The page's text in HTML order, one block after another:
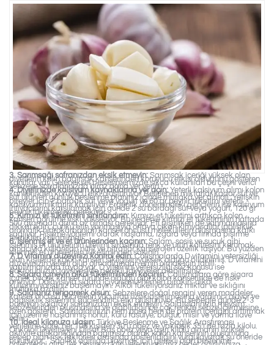
3. Sarımsağı sofranızdan eksik etmeyin:Sarımsak içeriği yüksek olan
diyetlerin kalın bağırsak kanserinden koruyucu etkisi olduğunu gösteren
kanıtlar var. Geleneksel beslenmemizde sıkça kullanılan bu çeşni verici
sebzeye sofralarınızda biraz daha yer verin.
4. Diyetinizde kalsiyum kaynaklarına yer açın:Yeterli kalsiyum alımı kolon
kanserinden koruyucu etki oluşturuyor. Belirlenen miktarlar kadar süt ve
süt ürünleri günlük beslenme planınız içinde mutlaka yer almalı. Yetişkin
bireyler için 2 bardak süt veya yoğurt ve 60 gr peynir tüketimi yeterli
kalsiyum miktarını karşılıyor. Ergenlik dönemindeki gençlerin ise kalsiyum
ihtiyaçlarını karşılamak için günde 2 su bardağı süt veya yoğurt, 120 gr
peynir tüketmeleri gerekiyor.
5. Kırmızı et tüketimini sınırlandırın: Kırmızı et tüketimi arttıkça kolon
kanseri görülme riski yükseliyor. Bu nedenle kırmızı et tüketiminin haftada
500 gramdan daha az olması gerekiyor. Eti pişirirken de yanmamasına
dikkat edin, çünkü etin yanmasıyla ortaya çıkan kimyasallar (polisiklik
aromatik hidrokarbonlar) kanser öncüsü moleküllerin oluşmasına katkı
sağlıyor. Pişirme yöntemi olarak haşlama, ızgara veya fırında pişirme
teknikleri kullanılmalı.
6. İşlenmiş et ve et ürünlerinden kaçının:Salam, sosis ve sucuk gibi
işlenmiş et ürünlerinin üretimi sırasında renk ve ürün kalitesini korumak
amacıyla kullanılan nitrit ve nitratlar kanserojen özellik taşıyor. Bu yüzden
işlenmiş et ürünlerinin tüketiminden sakının.
7. D vitamini düzeyinizi kontrol edin:Çalışmalarda D vitamini yetersizliği
olan kişilerde kolon kanseri sıklığının yüksek olduğu bildirilmiş. D vitamini
düzeyinizin yeterli olup olmadığından emin olmak için tahlil
yaptırmanızda fayda var. D vitamini yetersizliği söz konusu ise
doktorunuzun tavsiyesiyle gerekli takviyeler alabilirsiniz.
8. Sigara içmeyin alkol tüketiminden kaçının:Çalışmalara göre sigara
içmek birçok kanser türünde olduğu gibi kolon kanserinde de riski
artırıyor. Dolayısıyla sigara içiyorsanız hemen bırakın, alkol
kullanmıyorsanız başlamayın. Alkol tüketiyorsanız miktar ve sıklığını
mutlaka azaltın.
9. Salatanız rengarenk olsun:Sebzelere doğal rengini veren maddeler,
kanser öncüsü hücrelerin vücuttan uzaklaştırılmasına yardımcı oluyor ve
bağışıklık sistemini güçlendirici etki oluşturuyor. Bu sebeple günde 2-3
porsiyon salatayı sofranızdan eksik etmeyin. Salatalarınızın mevsim
sebzelerinden oluşmasına ve olabildiğince çok renkte sebze içermesine
özen gösterin. Salatalarınızın hem posa hem de protein içeriğini arttırmak
için üzerine haşlanmış nohut, kuru fasulye, bulgur, mısır ve yarma ilave
edin.
10. İdeal kilonuza ulaşın:Türkiye Beslenme ve Sağlık Araştırması
verilerine göre; her 100 kişiden 30’u obez ve yaklaşık 35’i de fazla kilolu.
Onkoloji Diyetisyeni Dilşat Baş obez veya aşırı kilolu olmanın fiziksel
aktivite alışkanlığından bağımsız olarak kolon kanserinin oluşumuna
sebep olan risk faktörleri arasında gösterildiğini vurgulayarak şu öneride
bulunuyor: “Sağlıklı ağırlığa ulaşmak için gerekli olan beslenme